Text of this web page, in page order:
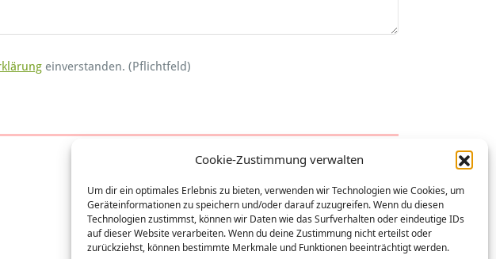
Cookie-Zustimmung verwalten
Um dir ein optimales Erlebnis zu bieten, verwenden wir Technologien wie Cookies, um
Geräteinformationen zu speichern und/oder darauf zuzugreifen. Wenn du diesen
Technologien zustimmst, können wir Daten wie das Surfverhalten oder eindeutige IDs
auf dieser Website verarbeiten. Wenn du deine Zustimmung nicht erteilst oder
zurückziehst, können bestimmte Merkmale und Funktionen beeinträchtigt werden.
einverstanden. (Pflichtfeld)